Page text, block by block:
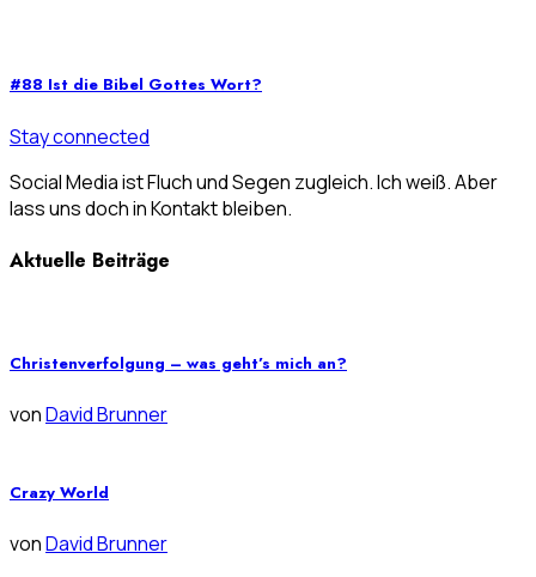
#88 Ist die Bibel Gottes Wort?
Stay connected
Social Media ist Fluch und Segen zugleich. Ich weiß. Aber
lass uns doch in Kontakt bleiben.
Aktuelle Beiträge
Christenverfolgung – was geht’s mich an?
vonDavid Brunner
Crazy World
vonDavid Brunner